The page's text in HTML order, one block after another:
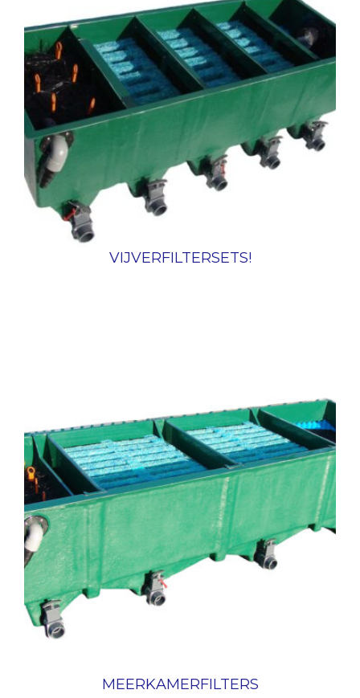
VIJVERFILTERSETS!
MEERKAMERFILTERS